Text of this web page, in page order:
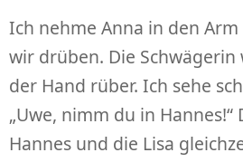
Ich nehme Anna in den
wir drüben. Die Schwägerin
der Hand rüber. Ich sehe
„Uwe, nimm du in Hannes!“
Hannes und die Lisa